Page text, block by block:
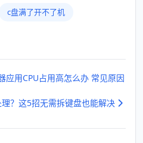
c盘满了开不了机
应用CPU占用高怎么办 常见原因
？这5招无需拆键盘也能解决